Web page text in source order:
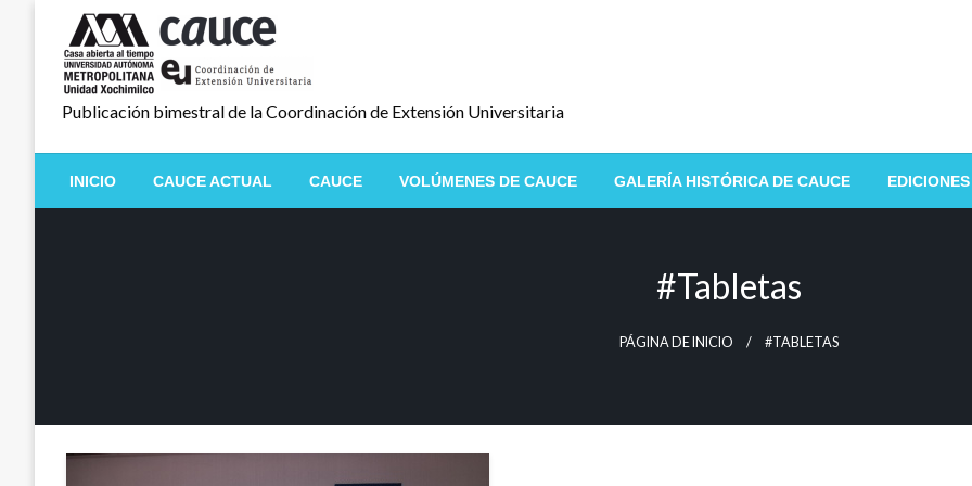
contenido
Publicación bimestral de la Coordinación de Extensión Universitaria
INICIO CAUCE ACTUAL CAUCE VOLÚMENES DE CAUCE GALERÍA HISTÓRICA DE CAUCE
#tabletas
PÁGINA DE INICIO #TABLETAS